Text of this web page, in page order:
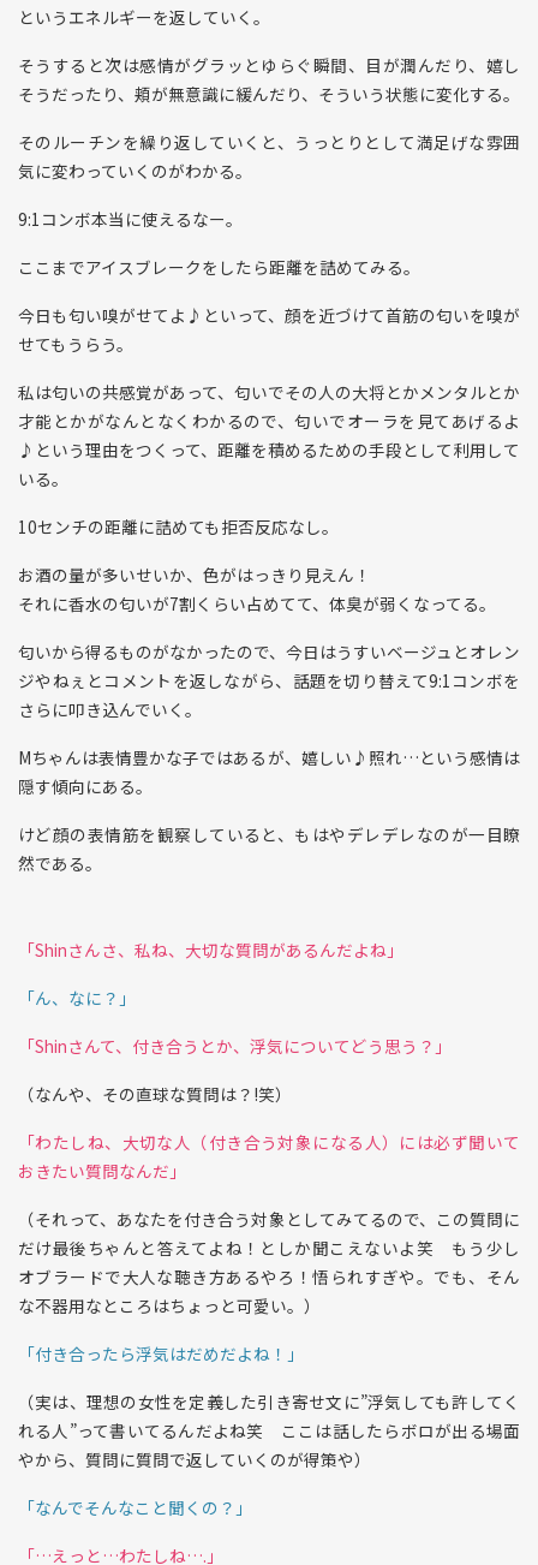
というエネルギーを返していく。
そうすると次は感情がグラッとゆらぐ瞬間、目が潤んだり、嬉し
そうだったり、頬が無意識に緩んだり、そういう状態に変化する。
そのルーチンを繰り返していくと、うっとりとして満足げな雰囲
気に変わっていくのがわかる。
9:1コンボ本当に使えるなー。
ここまでアイスブレークをしたら距離を詰めてみる。
今日も匂い嗅がせてよ♪といって、顔を近づけて首筋の匂いを嗅が
せてもうらう。
私は匂いの共感覚があって、匂いでその人の大将とかメンタルとか
才能とかがなんとなくわかるので、匂いでオーラを見てあげるよ
♪という理由をつくって、距離を積めるための手段として利用して
いる。
10センチの距離に詰めても拒否反応なし。
お酒の量が多いせいか、色がはっきり見えん！
それに香水の匂いが7割くらい占めてて、体臭が弱くなってる。
匂いから得るものがなかったので、今日はうすいベージュとオレン
ジやねぇとコメントを返しながら、話題を切り替えて9:1コンボを
さらに叩き込んでいく。
Mちゃんは表情豊かな子ではあるが、嬉しい♪照れ…という感情は
隠す傾向にある。
けど顔の表情筋を観察していると、もはやデレデレなのが一目瞭
然である。
「Shinさんさ、私ね、大切な質問があるんだよね」
「ん、なに？」
「Shinさんて、付き合うとか、浮気についてどう思う？」
（なんや、その直球な質問は？!笑）
「わたしね、大切な人（付き合う対象になる人）には必ず聞いて
おきたい質問なんだ」
（それって、あなたを付き合う対象としてみてるので、この質問に
だけ最後ちゃんと答えてよね！としか聞こえないよ笑 もう少し
オブラードで大人な聴き方あるやろ！悟られすぎや。でも、そん
な不器用なところはちょっと可愛い。）
「付き合ったら浮気はだめだよね！」
（実は、理想の女性を定義した引き寄せ文に”浮気しても許してく
れる人”って書いてるんだよね笑 ここは話したらボロが出る場面
やから、質問に質問で返していくのが得策や）
「なんでそんなこと聞くの？」
「…えっと…わたしね….」